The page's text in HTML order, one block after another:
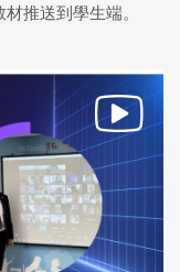
推送到學生端。